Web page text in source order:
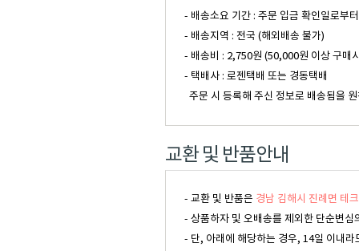
- 배송소요 기간 : 주문 입금 확인일로부
- 배송지역 : 전국 (해외배송 불가)
- 배송비 : 2,750원 (50,000원 이상 구매
- 택배사 : 로젠택배 또는 경동택배
주문 시 등록해 주신 정보로 배송됨을
교환 및 반품안내
- 교환 및 반품은 경남 김해시 진례면 테
- 상품하자 및 오배송를 제외한 단순변
- 단, 아래에 해당하는 경우, 14일 이내